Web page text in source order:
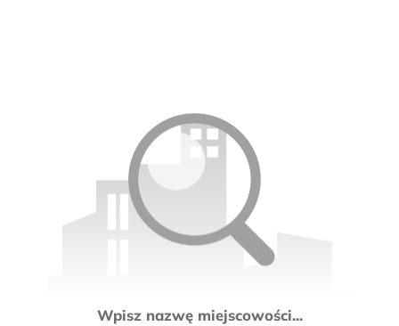
Wpisz nazwę miejscowości...